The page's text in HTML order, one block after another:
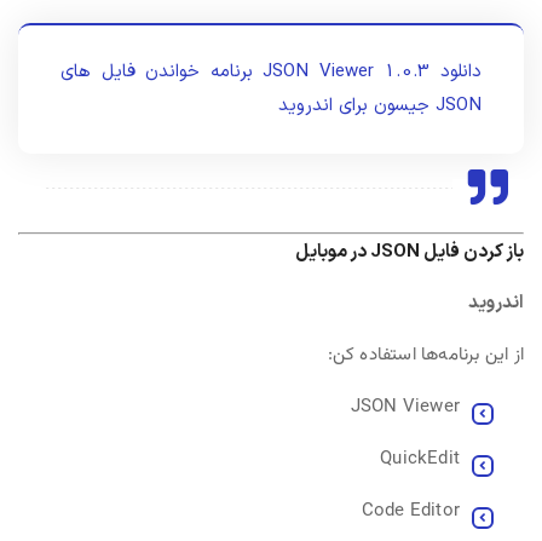
دانلود 1.0.3 JSON Viewer برنامه خواندن فایل های
JSON جیسون برای اندروید
باز کردن فایل JSON در موبایل
اندروید
از این برنامه‌ها استفاده کن:
JSON Viewer
QuickEdit
Code Editor